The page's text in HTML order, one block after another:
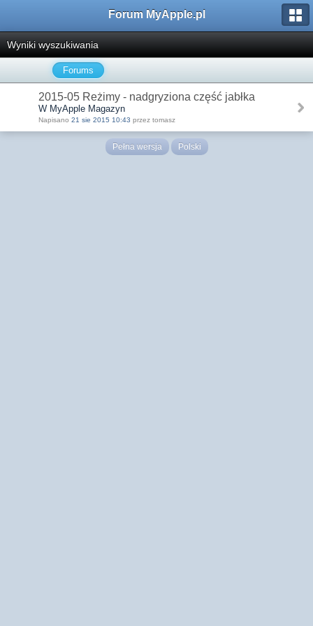
Forum MyApple.pl
Wyniki wyszukiwania
Forums
2015-05 Reżimy - nadgryziona część jabłka
W MyApple Magazyn
Napisano 21 sie 2015 10:43 przez tomasz
Pełna wersja Polski